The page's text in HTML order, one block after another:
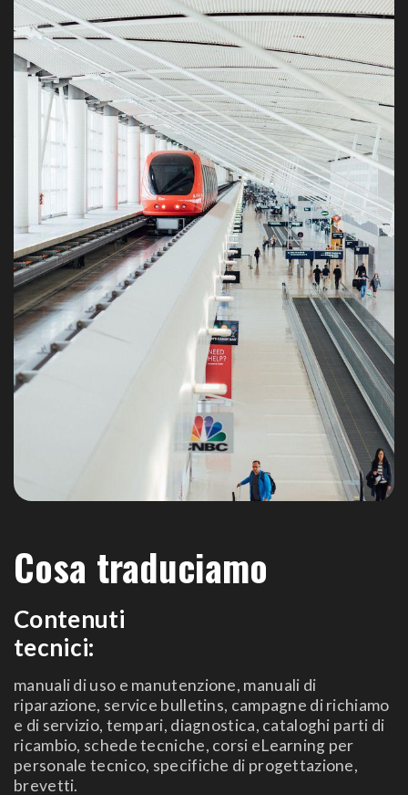
Cosa traduciamo
Contenuti
tecnici:
manuali di uso e manutenzione, manuali di
riparazione, service bulletins, campagne di richiamo
e di servizio, tempari, diagnostica, cataloghi parti di
ricambio, schede tecniche, corsi eLearning per
personale tecnico, specifiche di progettazione,
brevetti.